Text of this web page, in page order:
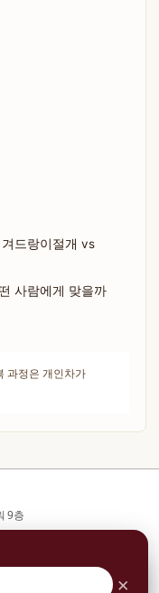
드랑이절개 vs
사람에게 맞을까
과정은 개인차가
9층
휴진
×
부담없이 상담예약